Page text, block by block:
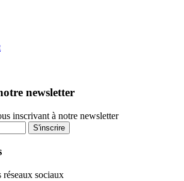
newsletter
inscrivant à notre newsletter
S'inscrire
réseaux sociaux